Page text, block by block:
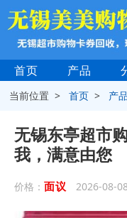
首页 产品
当前位置 >首页 > 产品
无锡东亭超市
我，满意由您
价格： 面议 2026-08-